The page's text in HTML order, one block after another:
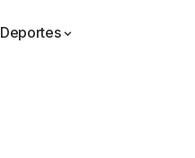
Deportes